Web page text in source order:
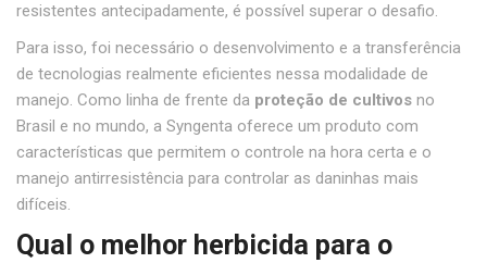
resistentes antecipadamente, é possível superar o desafio.
Para isso, foi necessário o desenvolvimento e a transferência
de tecnologias realmente eficientes nessa modalidade de
manejo. Como linha de frente da proteção de cultivos no
Brasil e no mundo, a Syngenta oferece um produto com
características que permitem o controle na hora certa e o
manejo antirresistência para controlar as daninhas mais
difíceis.
Qual o melhor herbicida para o